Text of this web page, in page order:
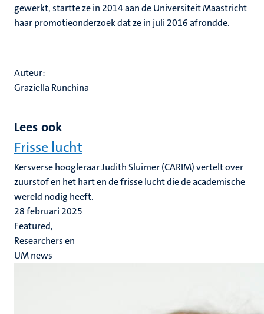
gewerkt, startte ze in 2014 aan de Universiteit Maastricht
haar promotieonderzoek dat ze in juli 2016 afrondde.
Auteur:
Graziella Runchina
Lees ook
Frisse lucht
Kersverse hoogleraar Judith Sluimer (CARIM) vertelt over
zuurstof en het hart en de frisse lucht die de academische
wereld nodig heeft.
28 februari 2025
Featured,
Researchers en
UM news